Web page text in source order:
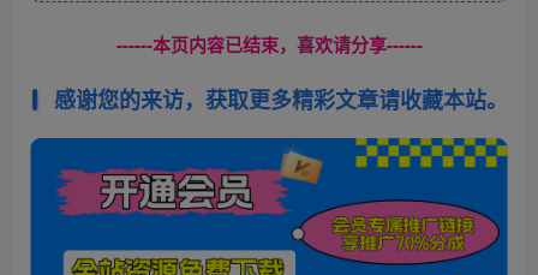
------本页内容已结束，喜欢请分享------
感谢您的来访，获取更多精彩文章请收藏本站。